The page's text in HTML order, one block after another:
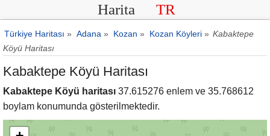
Harita TR
Türkiye Haritası » Adana » Kozan » Kozan Köyleri » Kabaktepe
Köyü Haritası
Kabaktepe Köyü Haritası
Kabaktepe Köyü haritası 37.615276 enlem ve 35.768612
boylam konumunda gösterilmektedir.